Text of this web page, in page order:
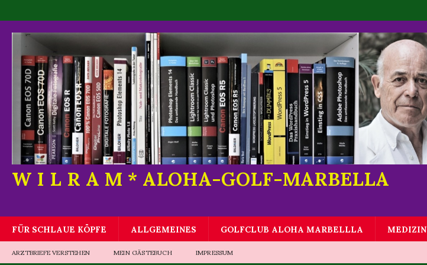
W I L R A M * ALOHA-GOLF-MARBELLA
FÜR SCHLAUE KÖPFE ALLGEMEINES GOLFCLUB ALOHA MARBELLLA MEDIZIN
ARZTBRIEFE VERSTEHEN MEIN GÄSTEBUCH IMPRESSUM